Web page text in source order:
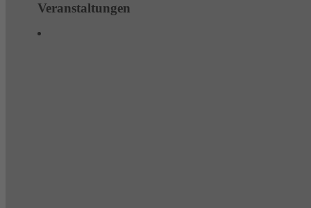
Veranstaltungen